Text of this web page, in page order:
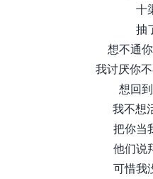
十
抽
想不通
我讨厌你
想回
我不想
把你当
他们说
可惜我